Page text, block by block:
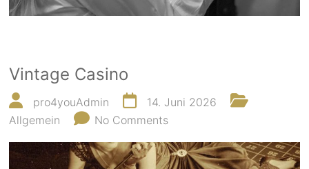
Vintage Casino
pro4youAdmin
14. Juni 2026
Allgemein
No Comments